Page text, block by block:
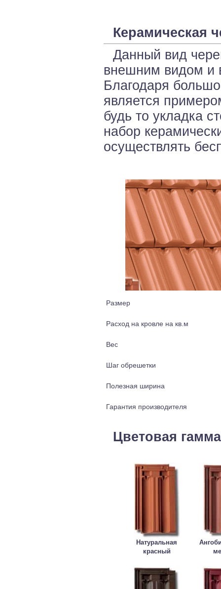
Керамическая
Данный вид
внешним видом и
Благодаря
является
будь то укладка
набор
осуществлять
Размер
Расход на кровле на кв.м
Вес
Шаг обрешетки
Полезная ширина
Гарантия производителя
Цветовая гамма
Натуральная
красный